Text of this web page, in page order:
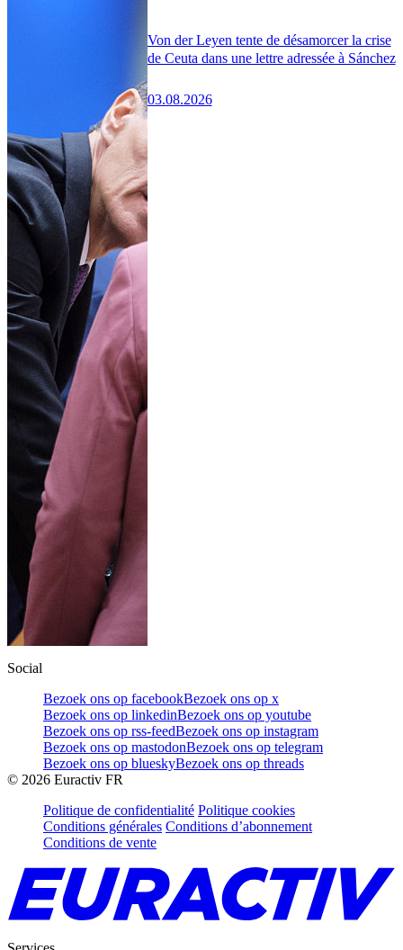
Von der Leyen tente de désamorcer la crise
de Ceuta dans une lettre adressée à Sánchez
03.08.2026
Social
Bezoek ons op facebookBezoek ons op x
Bezoek ons op linkedinBezoek ons op youtube
Bezoek ons op rss-feedBezoek ons op instagram
Bezoek ons op mastodonBezoek ons op telegram
Bezoek ons op blueskyBezoek ons op threads
© 2026 Euractiv FR
Politique de confidentialité Politique cookies
Conditions générales Conditions d’abonnement
Conditions de vente